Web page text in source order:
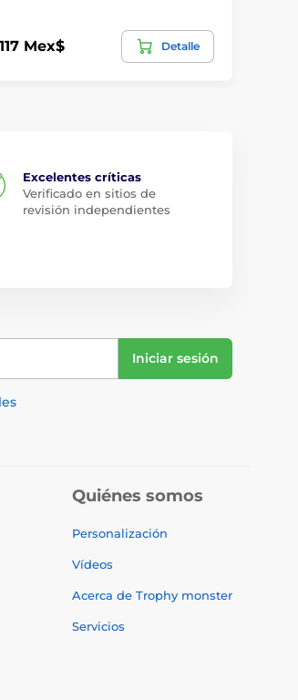
117 Mex$ Detalle
Excelentes críticas
Verificado en sitios de
revisión independientes
Iniciar sesión
Quiénes somos
Personalización
Vídeos
Acerca de Trophy monster
Servicios